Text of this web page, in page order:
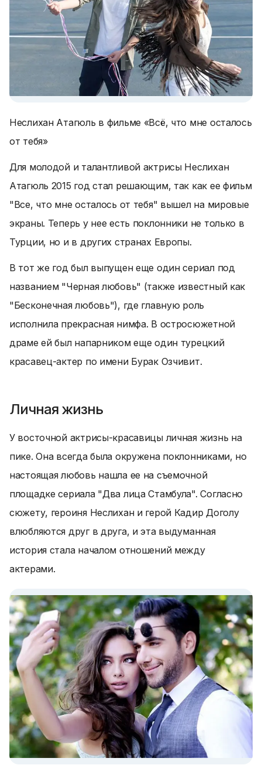
Неслихан Атагюль в фильме «Всё, что мне осталось
от тебя»
Для молодой и талантливой актрисы Неслихан
Атагюль 2015 год стал решающим, так как ее фильм
"Все, что мне осталось от тебя" вышел на мировые
экраны. Теперь у нее есть поклонники не только в
Турции, но и в других странах Европы.
В тот же год был выпущен еще один сериал под
названием "Черная любовь" (также известный как
"Бесконечная любовь"), где главную роль
исполнила прекрасная нимфа. В остросюжетной
драме ей был напарником еще один турецкий
красавец-актер по имени Бурак Озчивит.
Личная жизнь
У восточной актрисы-красавицы личная жизнь на
пике. Она всегда была окружена поклонниками, но
настоящая любовь нашла ее на съемочной
площадке сериала "Два лица Стамбула". Согласно
сюжету, героиня Неслихан и герой Кадир Доголу
влюбляются друг в друга, и эта выдуманная
история стала началом отношений между
актерами.